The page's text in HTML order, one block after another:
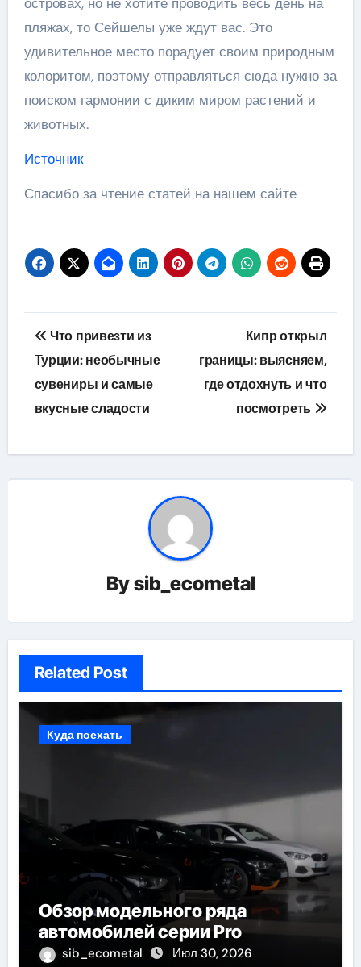
островах, но не хотите проводить весь день на
пляжах, то Сейшелы уже ждут вас. Это
удивительное место порадует своим природным
колоритом, поэтому отправляться сюда нужно за
поиском гармонии с диким миром растений и
животных.
Источник
Спасибо за чтение статей на нашем сайте
Навигация
по
записям
Что привезти из
Турции: необычные
сувениры и самые
вкусные сладости
Кипр открыл
границы: выясняем,
где отдохнуть и что
посмотреть
Bysib_ecometal
Related Post
Куда поехать
Обзор модельного ряда
автомобилей серии Pro
sib_ecometal Июл 30, 2026